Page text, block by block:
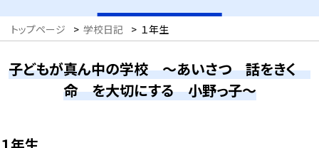
トップページ > 学校日記 > １年生
子どもが真ん中の学校 ～あいさつ 話をきく
命 を大切にする 小野っ子～